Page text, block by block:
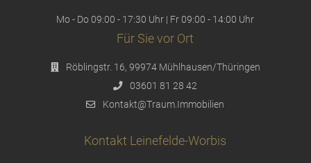
Mo - Do 09:00 - 17:30 Uhr | Fr 09:00 - 14:00 Uhr
Für Sie vor Ort
Röblingstr. 16, 99974 Mühlhausen/Thüringen
03601 81 28 42
Kontakt@Traum.Immobilien
Kontakt Leinefelde-Worbis